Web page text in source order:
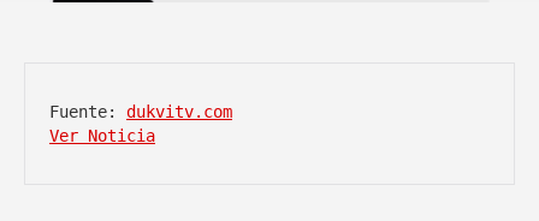
Fuente: dukvitv.com
Ver Noticia